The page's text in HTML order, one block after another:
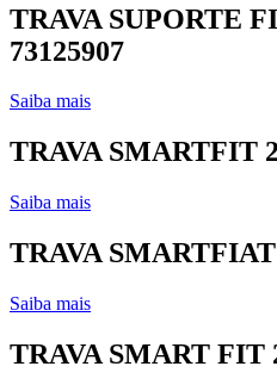
TRAVA SUPORTE
73125907
Saiba mais
TRAVA SMARTFIT
Saiba mais
TRAVA SMARTFIAT
Saiba mais
TRAVA SMART FIT